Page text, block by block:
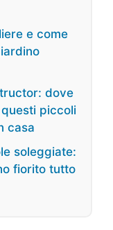
e come
dove
piccoli
casa
soleggiate:
fiorito tutto